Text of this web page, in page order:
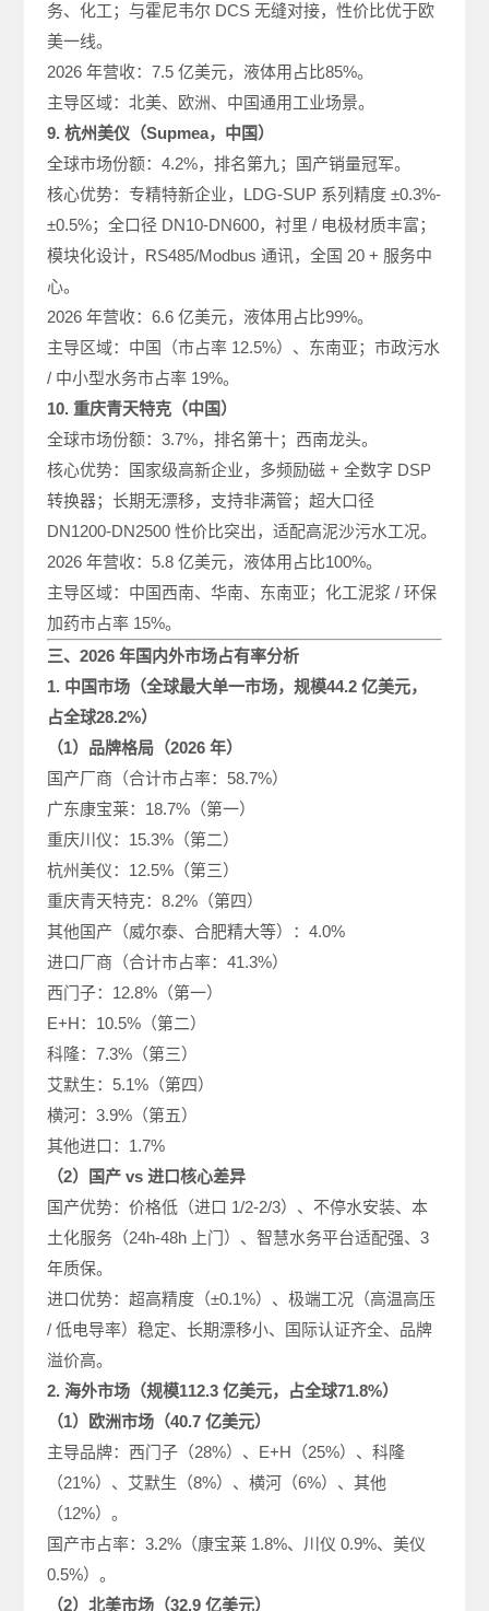
务、化工；与霍尼韦尔 DCS 无缝对接，性价比优于欧
美一线。
2026 年营收：7.5 亿美元，液体用占比85%。
主导区域：北美、欧洲、中国通用工业场景。
9. 杭州美仪（Supmea，中国）
全球市场份额：4.2%，排名第九；国产销量冠军。
核心优势：专精特新企业，LDG-SUP 系列精度 ±0.3%-
±0.5%；全口径 DN10-DN600，衬里 / 电极材质丰富；
模块化设计，RS485/Modbus 通讯，全国 20 + 服务中
心。
2026 年营收：6.6 亿美元，液体用占比99%。
主导区域：中国（市占率 12.5%）、东南亚；市政污水
/ 中小型水务市占率 19%。
10. 重庆青天特克（中国）
全球市场份额：3.7%，排名第十；西南龙头。
核心优势：国家级高新企业，多频励磁 + 全数字 DSP
转换器；长期无漂移，支持非满管；超大口径
DN1200-DN2500 性价比突出，适配高泥沙污水工况。
2026 年营收：5.8 亿美元，液体用占比100%。
主导区域：中国西南、华南、东南亚；化工泥浆 / 环保
加药市占率 15%。
三、2026 年国内外市场占有率分析
1. 中国市场（全球最大单一市场，规模44.2 亿美元，
占全球28.2%）
（1）品牌格局（2026 年）
国产厂商（合计市占率：58.7%）
广东康宝莱：18.7%（第一）
重庆川仪：15.3%（第二）
杭州美仪：12.5%（第三）
重庆青天特克：8.2%（第四）
其他国产（威尔泰、合肥精大等）：4.0%
进口厂商（合计市占率：41.3%）
西门子：12.8%（第一）
E+H：10.5%（第二）
科隆：7.3%（第三）
艾默生：5.1%（第四）
横河：3.9%（第五）
其他进口：1.7%
（2）国产 vs 进口核心差异
国产优势：价格低（进口 1/2-2/3）、不停水安装、本
土化服务（24h-48h 上门）、智慧水务平台适配强、3
年质保。
进口优势：超高精度（±0.1%）、极端工况（高温高压
/ 低电导率）稳定、长期漂移小、国际认证齐全、品牌
溢价高。
2. 海外市场（规模112.3 亿美元，占全球71.8%）
（1）欧洲市场（40.7 亿美元）
主导品牌：西门子（28%）、E+H（25%）、科隆
（21%）、艾默生（8%）、横河（6%）、其他
（12%）。
国产市占率：3.2%（康宝莱 1.8%、川仪 0.9%、美仪
0.5%）。
（2）北美市场（32.9 亿美元）